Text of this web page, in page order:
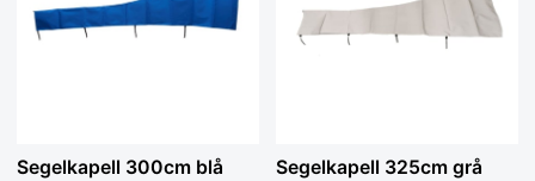
Segelkapell 300cm blå Segelkapell 325cm grå